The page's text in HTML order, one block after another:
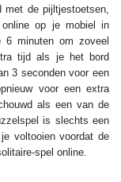
met de pijltjestoetsen,
op je mobiel in
6 minuten om zoveel
tijd als je het bord
3 seconden voor een
voor een extra
als een van de
is slechts een
voltooien voordat de
spel online.